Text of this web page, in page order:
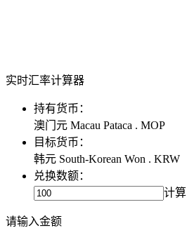
实时汇率计算器
持有货币：
澳门元 Macau Pataca . MOP
目标货币：
韩元 South-Korean Won . KRW
兑换数额：
计算
请输入金额